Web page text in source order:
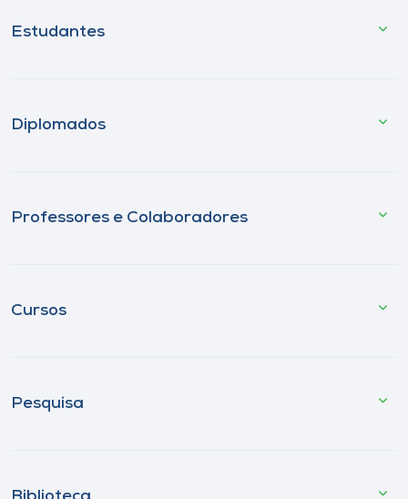
Estudantes
Diplomados
Professores e Colaboradores
Cursos
Pesquisa